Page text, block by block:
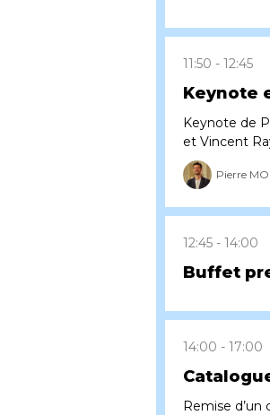
11:50 12:45
Keynote
Keynote de
et Vincent
Pierre
12:45 14:00
Buffet
14:00 17:00
Remise